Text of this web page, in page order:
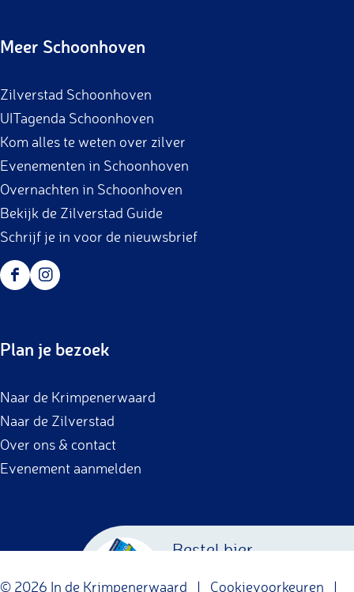
e
o
o
k
t
g
r
a
m
Meer Schoonhoven
Zilverstad Schoonhoven
UITagenda Schoonhoven
Kom alles te weten over zilver
Evenementen in Schoonhoven
Overnachten in Schoonhoven
Bekijk de Zilverstad Guide
Schrijf je in voor de nieuwsbrief
F
e
o
o
k
I
t
g
r
a
m
Plan je bezoek
Naar de Krimpenerwaard
Naar de Zilverstad
Over ons & contact
Evenement aanmelden
Bestel hier
Krimpenerwaard
© 2026 In de Krimpenerwaard | Cookievoorkeuren |